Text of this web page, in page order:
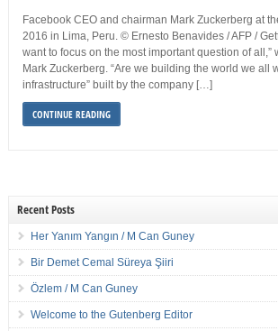
Facebook CEO and chairman Mark Zuckerberg at
2016 in Lima, Peru. © Ernesto Benavides / AFP /
want to focus on the most important question of all,”
Mark Zuckerberg. “Are we building the world we all
infrastructure” built by the company […]
CONTINUE READING
Recent Posts
Her Yanım Yangın / M Can Guney
Bir Demet Cemal Süreya Şiiri
Özlem / M Can Guney
Welcome to the Gutenberg Editor